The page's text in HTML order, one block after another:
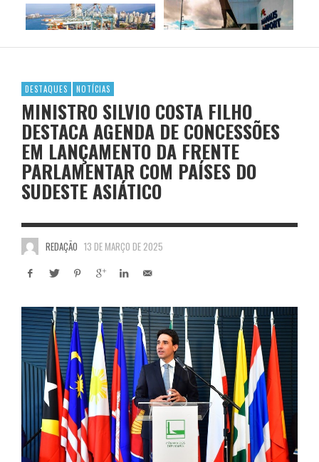
DESTAQUES NOTÍCIAS
MINISTRO SILVIO COSTA FILHO
DESTACA AGENDA DE CONCESSÕES
EM LANÇAMENTO DA FRENTE
PARLAMENTAR COM PAÍSES DO
SUDESTE ASIÁTICO
REDAÇÃO 13 DE MARÇO DE 2025